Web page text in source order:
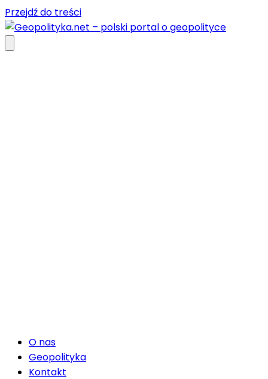
Przejdź do treści
O nas
Geopolityka
Kontakt